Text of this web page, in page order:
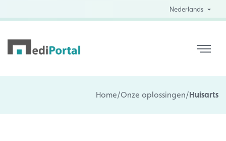
Nederlands
Home/Onze oplossingen/Huisarts